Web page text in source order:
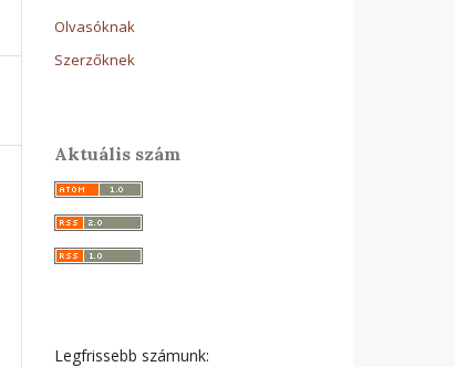
Olvasóknak
Szerzőknek
Aktuális szám
Legfrissebb számunk: